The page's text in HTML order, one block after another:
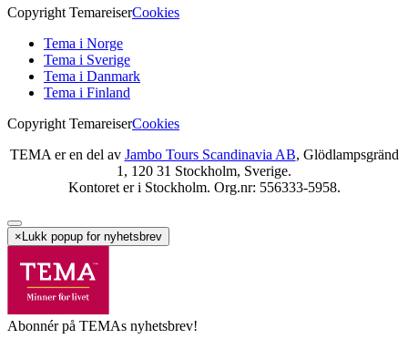
Copyright TemareiserCookies
Tema i Norge
Tema i Sverige
Tema i Danmark
Tema i Finland
Copyright TemareiserCookies
TEMA er en del av Jambo Tours Scandinavia AB, Glödlampsgränd
1, 120 31 Stockholm, Sverige.
Kontoret er i Stockholm. Org.nr: 556333-5958.
× Lukk popup for nyhetsbrev
Abonnér på TEMAs nyhetsbrev!